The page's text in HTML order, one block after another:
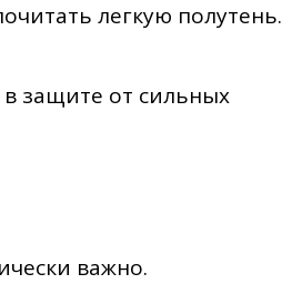
легкую полутень.
защите от сильных
важно.